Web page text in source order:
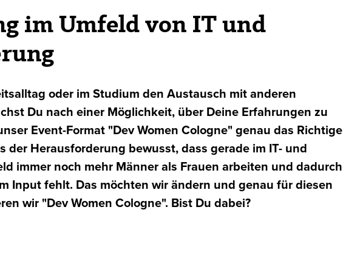
im Umfeld von IT und
oder im Studium den Austausch mit anderen
Du nach einer Möglichkeit, über Deine Erfahrungen zu
Event-Format "Dev Women Cologne" genau das Richtige
der Herausforderung bewusst, dass gerade im IT- und
immer noch mehr Männer als Frauen arbeiten und dadurch
Input fehlt. Das möchten wir ändern und genau für diesen
wir "Dev Women Cologne". Bist Du dabei?